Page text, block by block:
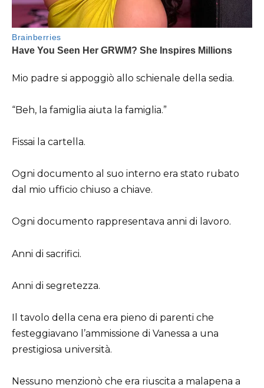
Mio padre si appoggiò allo schienale della sedia.
“Beh, la famiglia aiuta la famiglia.”
Fissai la cartella.
Ogni documento al suo interno era stato rubato
dal mio ufficio chiuso a chiave.
Ogni documento rappresentava anni di lavoro.
Anni di sacrifici.
Anni di segretezza.
Il tavolo della cena era pieno di parenti che
festeggiavano l’ammissione di Vanessa a una
prestigiosa università.
Nessuno menzionò che era riuscita a malapena a